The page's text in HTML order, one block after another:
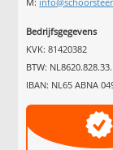
Bedrijfsgegevens
KVK: 81420382
BTW:
IBAN: NL65 ABNA